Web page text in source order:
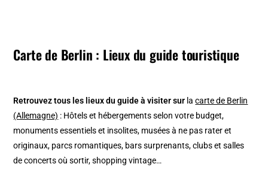
Carte de Berlin : Lieux du guide touristique
Retrouvez tous les lieux du guide à visiter sur lacarte de Berlin
(Allemagne) : Hôtels et hébergements selon votre budget,
monuments essentiels et insolites, musées à ne pas rater et
originaux, parcs romantiques, bars surprenants, clubs et salles
de concerts où sortir, shopping vintage…